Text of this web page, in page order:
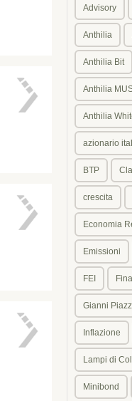
Advisory
Anthilia
Anthilia Bit
Anthilia
Anthilia
azionario
BTP
crescita
Economia
Emissioni
FEI
Gianni
Inflazione
Lampi di
Minibond